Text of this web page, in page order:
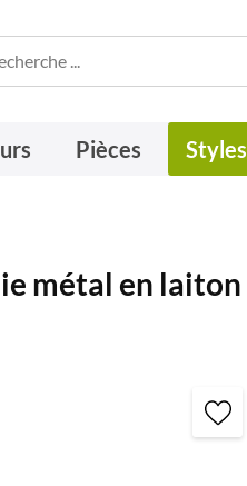
Pièces Styles
métal en laiton